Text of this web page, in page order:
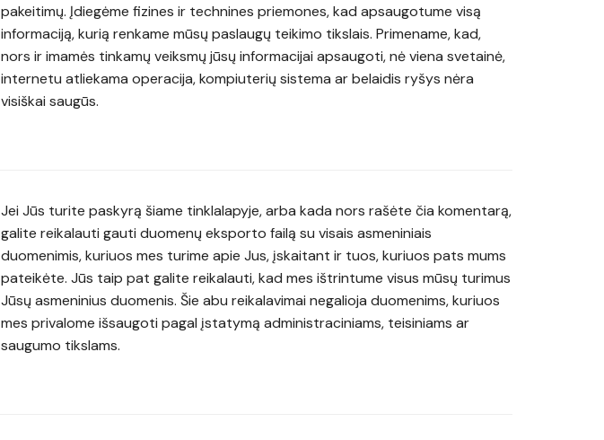
pakeitimų. Įdiegėme fizines ir technines priemones, kad apsaugotume visą
informaciją, kurią renkame mūsų paslaugų teikimo tikslais. Primename, kad,
nors ir imamės tinkamų veiksmų jūsų informacijai apsaugoti, nė viena svetainė,
internetu atliekama operacija, kompiuterių sistema ar belaidis ryšys nėra
visiškai saugūs.
Jei Jūs turite paskyrą šiame tinklalapyje, arba kada nors rašėte čia komentarą,
galite reikalauti gauti duomenų eksporto failą su visais asmeniniais
duomenimis, kuriuos mes turime apie Jus, įskaitant ir tuos, kuriuos pats mums
pateikėte. Jūs taip pat galite reikalauti, kad mes ištrintume visus mūsų turimus
Jūsų asmeninius duomenis. Šie abu reikalavimai negalioja duomenims, kuriuos
mes privalome išsaugoti pagal įstatymą administraciniams, teisiniams ar
saugumo tikslams.